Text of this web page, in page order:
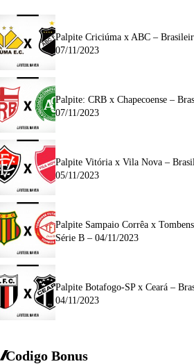
Palpite Criciúma x ABC –
07/11/2023
Palpite: CRB x Chapecoense –
07/11/2023
Palpite Vitória x Vila Nova –
05/11/2023
Palpite Sampaio Corrêa x
Série B – 04/11/2023
Palpite Botafogo-SP x Ceará –
04/11/2023
Codigo Bonus